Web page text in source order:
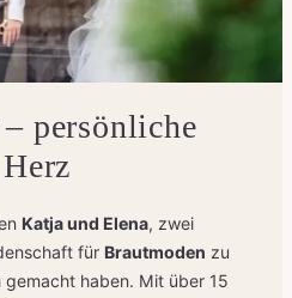
persönliche
Katja und Elena, zwei
für Brautmoden zu
haben. Mit über 15